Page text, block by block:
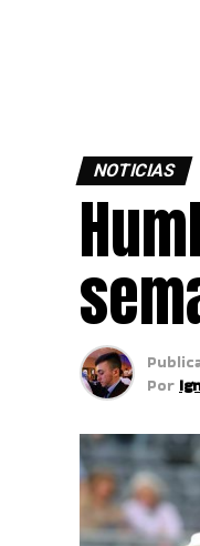
NOTICIAS
Por